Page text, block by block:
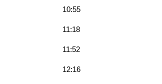
10:55
11:18
11:52
12:16